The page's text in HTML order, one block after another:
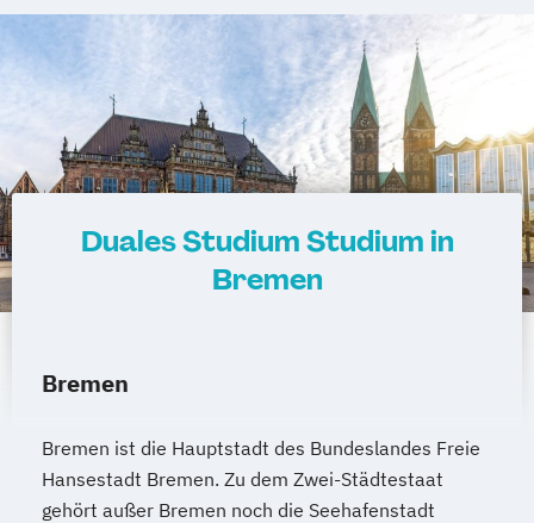
Paderborn Regensburg Ingolstadt
Wolfsburg Erlenbach
Euskirchen
Frechen
Griesheim
Hamburg Kornwestheim Leichlingen
Leonberg Lilienthal Miesbach
Unterhaching Weilheim Wildau
Internationaler Frauenstudiengang
Internationaler Studiengang Hebammen
Internationaler Studiengang
Medieninformatik
Internationaler Studiengang Pflege
Public Administration Soziale Arbeit
Studium im Praxisverbund Schiffbau und
Wirtschafts- und Verwaltungsinformatik
Duales Studium Studium in
Bremen
Bremen
Bremen ist die Hauptstadt des Bundeslandes Freie
Hansestadt Bremen. Zu dem Zwei-Städtestaat
gehört außer Bremen noch die Seehafenstadt